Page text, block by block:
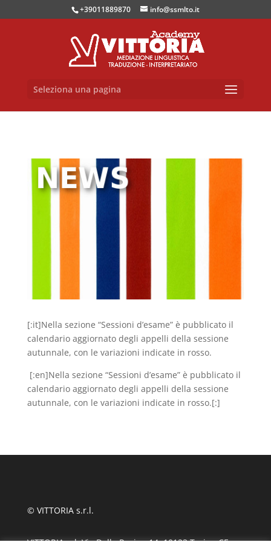
+39011889870 info@ssmlto.it
Seleziona una pagina
[:it]Nella sezione “Sessioni d’esame” è pubblicato il
calendario aggiornato degli appelli della sessione
autunnale, con le variazioni indicate in rosso.
[:en]Nella sezione “Sessioni d’esame” è pubblicato il
calendario aggiornato degli appelli della sessione
autunnale, con le variazioni indicate in rosso.[:]
© VITTORIA s.r.l.